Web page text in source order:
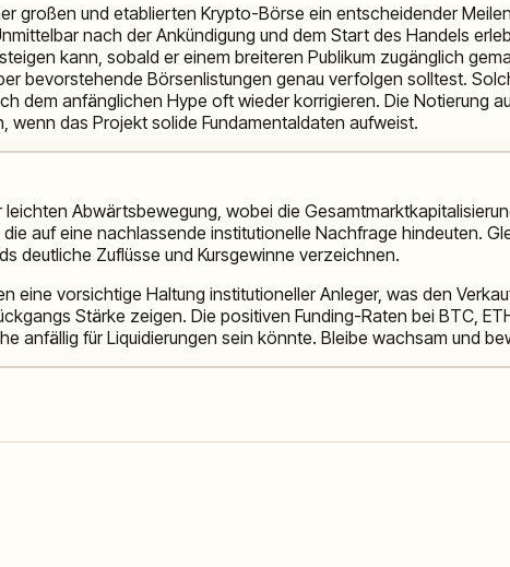
großen und etablierten Krypto-Börse ein entscheidender
nach der Ankündigung und dem Start des Handels
kann, sobald er einem breiteren Publikum zugänglich
bevorstehende Börsenlistungen genau verfolgen solltest.
dem anfänglichen Hype oft wieder korrigieren. Die Notierung
das Projekt solide Fundamentaldaten aufweist.
Abwärtsbewegung, wobei die
auf eine nachlassende institutionelle Nachfrage hindeuten.
deutliche Zuflüsse und Kursgewinne verzeichnen.
eine vorsichtige Haltung institutioneller Anleger, was den
Stärke zeigen. Die positiven Funding-Raten bei BTC,
anfällig für Liquidierungen sein könnte. Bleibe wachsam und